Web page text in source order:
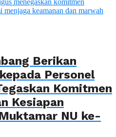
Berikan
Personel
Komitmen
Kesiapan
NU ke-